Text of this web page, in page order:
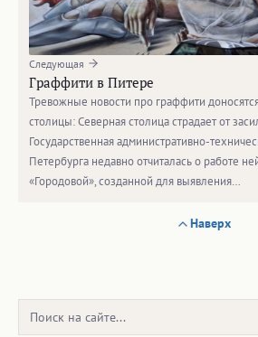
Следующая
Граффити в Питере
Тревожные новости про граффити
столицы: Северная столица страдает от
Государственная административно-
Петербурга недавно отчиталась о работе
«Городовой», созданной для выявления…
Наверх
Поиск: